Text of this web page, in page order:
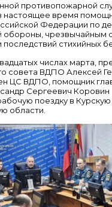
противопожарной
настоящее время
Федерации по
обороны, чрезвычайным
последствий стихийных
числах марта,
совета ВДПО Алексей
ЦС ВДПО, помощник
Сергеевич Коровин
поездку в Курскую
области.